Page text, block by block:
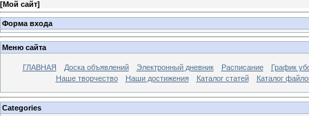
[Мой сайт]
Форма входа
Меню сайта
ГЛАВНАЯ Доска объявлений Электронный дневник Расписание
График
Наше творчество
Наши достижения Каталог статей Каталог
Categories